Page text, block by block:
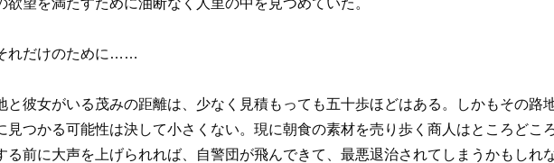
望を満たすために油断なく人里の中を見つめていた。
れだけのために……
彼女がいる茂みの距離は、少なく見積もっても五十歩ほどはある。しかもその路
見つかる可能性は決して小さくない。現に朝食の素材を売り歩く商人はところどこ
る前に大声を上げられれば、自警団が飛んできて、最悪退治されてしまうかもしれ